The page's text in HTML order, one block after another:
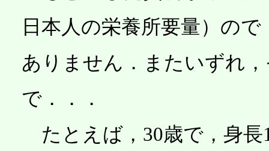
日本人の栄養所要量）の
ありません．またいずれ
で．．．
たとえば，30歳で，身長